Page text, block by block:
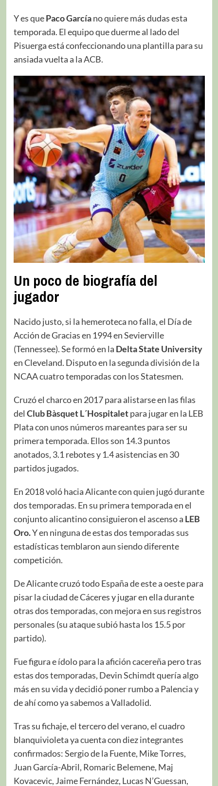
Y es quePaco Garcíano quiere más dudas esta
temporada. El equipo que duerme al lado del
Pisuerga está confeccionando una plantilla para su
ansiada vuelta a la ACB.
Un poco de biografía del
jugador
Nacido justo, si la hemeroteca no falla, el Día de
Acción de Gracias en 1994 en Sevierville
(Tennessee). Se formó en la Delta State University
en Cleveland. Disputo en la segunda división de la
NCAA cuatro temporadas con los Statesmen.
Cruzó el charco en 2017 para alistarse en las filas
del Club Bàsquet L´Hospitaletpara jugar en la LEB
Plata con unos números mareantes para ser su
primera temporada. Ellos son 14.3 puntos
anotados, 3.1 rebotes y 1.4 asistencias en 30
partidos jugados.
En 2018 voló hacia Alicante con quien jugó durante
dos temporadas. En su primera temporada en el
conjunto alicantino consiguieron el ascenso a LEB
Oro.Y en ninguna de estas dos temporadas sus
estadísticas temblaron aun siendo diferente
competición.
De Alicante cruzó todo España de este a oeste para
pisar la ciudad de Cáceres y jugar en ella durante
otras dos temporadas, con mejora en sus registros
personales (su ataque subió hasta los 15.5 por
partido).
Fue figura e ídolo para la afición cacereña pero tras
estas dos temporadas, Devin Schimdt quería algo
más en su vida y decidió poner rumbo a Palencia y
de ahí como ya sabemos a Valladolid.
Tras su fichaje, el tercero del verano, el cuadro
blanquivioleta ya cuenta con diez integrantes
confirmados: Sergio de la Fuente, Mike Torres,
Juan García-Abril, Romaric Belemene, Maj
Kovacevic, Jaime Fernández, Lucas N’Guessan,